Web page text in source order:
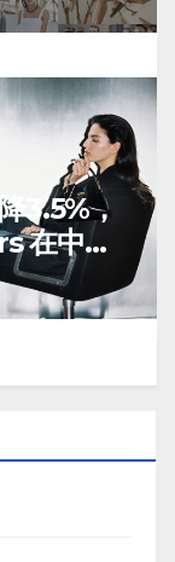
3.5%，
在中国